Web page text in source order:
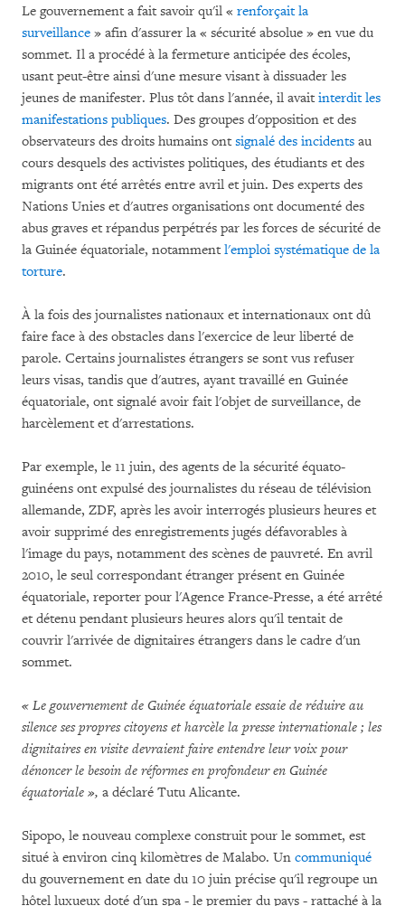
Le gouvernement a fait savoir qu'il « renforçait la
surveillance » afin d'assurer la « sécurité absolue » en vue du
sommet. Il a procédé à la fermeture anticipée des écoles,
usant peut-être ainsi d'une mesure visant à dissuader les
jeunes de manifester. Plus tôt dans l'année, il avait interdit les
manifestations publiques. Des groupes d'opposition et des
observateurs des droits humains ont signalé des incidents au
cours desquels des activistes politiques, des étudiants et des
migrants ont été arrêtés entre avril et juin. Des experts des
Nations Unies et d'autres organisations ont documenté des
abus graves et répandus perpétrés par les forces de sécurité de
la Guinée équatoriale, notamment l'emploi systématique de la
torture.
À la fois des journalistes nationaux et internationaux ont dû
faire face à des obstacles dans l'exercice de leur liberté de
parole. Certains journalistes étrangers se sont vus refuser
leurs visas, tandis que d'autres, ayant travaillé en Guinée
équatoriale, ont signalé avoir fait l'objet de surveillance, de
harcèlement et d'arrestations.
Par exemple, le 11 juin, des agents de la sécurité équato-
guinéens ont expulsé des journalistes du réseau de télévision
allemande, ZDF, après les avoir interrogés plusieurs heures et
avoir supprimé des enregistrements jugés défavorables à
l'image du pays, notamment des scènes de pauvreté. En avril
2010, le seul correspondant étranger présent en Guinée
équatoriale, reporter pour l'Agence France-Presse, a été arrêté
et détenu pendant plusieurs heures alors qu'il tentait de
couvrir l'arrivée de dignitaires étrangers dans le cadre d'un
sommet.
« Le gouvernement de Guinée équatoriale essaie de réduire au
silence ses propres citoyens et harcèle la presse internationale ; les
dignitaires en visite devraient faire entendre leur voix pour
dénoncer le besoin de réformes en profondeur en Guinée
équatoriale », a déclaré Tutu Alicante.
Sipopo, le nouveau complexe construit pour le sommet, est
situé à environ cinq kilomètres de Malabo. Un communiqué
du gouvernement en date du 10 juin précise qu'il regroupe un
hôtel luxueux doté d'un spa - le premier du pays - rattaché à la